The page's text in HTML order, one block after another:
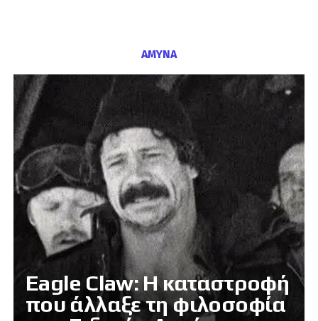
ΑΜΥΝΑ
Eagle Claw: Η καταστροφή
που άλλαξε τη φιλοσοφία